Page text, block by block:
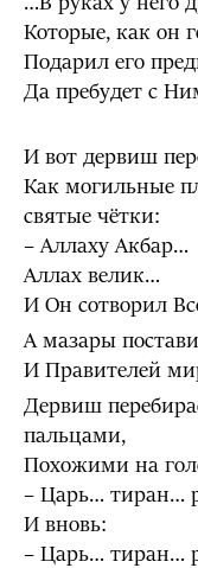
Которые, как он
Подарил его
Да пребудет с
И вот дервиш
Как могильные
святые чётки:
– Аллаху Акбар…
Аллах велик…
И Он сотворил
А мазары
И Правителей
Дервиш
пальцами,
Похожими на
– Царь… тиран…
И вновь:
– Царь… тиран…